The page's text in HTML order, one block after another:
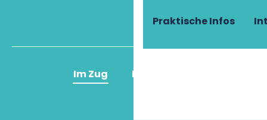
Praktische Infos
Im Zug Im Flugzeug